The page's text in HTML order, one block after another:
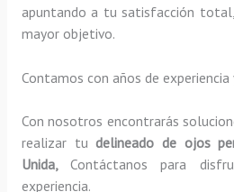
apuntando a tu satisfacción
mayor objetivo.
Contamos con años de
Con nosotros encontrarás
realizar tudelineado de ojos
Unida, Contáctanos para
experiencia.